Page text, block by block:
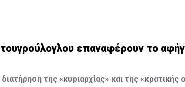
επαναφέρουν το
της «κυριαρχίας» και της